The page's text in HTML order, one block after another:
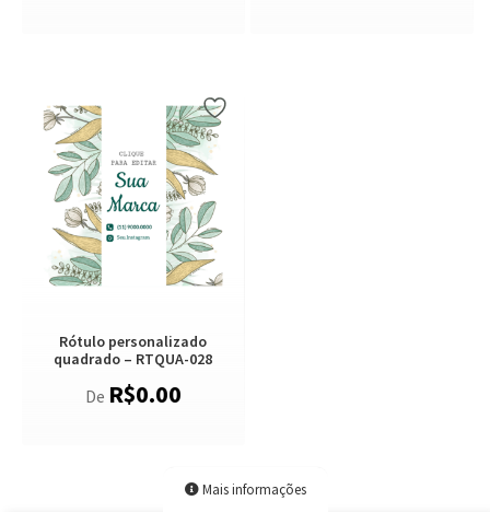
Rótulo personalizado
quadrado – RTQUA-028
De R$0.00
Mais informações